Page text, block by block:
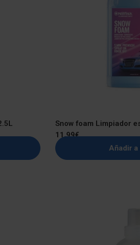
Snow foam Limpiador
Precio
regular
11,99€
Añadir a